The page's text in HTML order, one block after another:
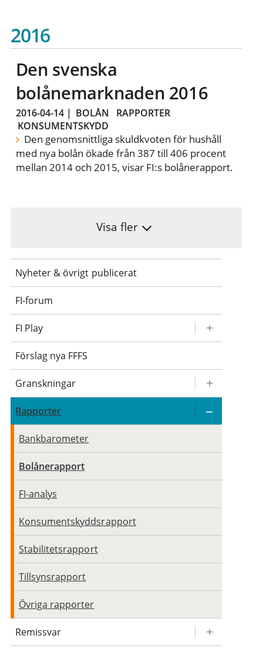
2016
Den svenska
bolånemarknaden 2016
2016-04-14| BOLÅN
RAPPORTER
KONSUMENTSKYDD
Den genomsnittliga skuldkvoten för hushåll
med nya bolån ökade från 387 till 406 procent
mellan 2014 och 2015, visar FI:s bolånerapport.
Visa fler
Nyheter & övrigt publicerat
FI-forum
FI Play
Förslag nya FFFS
Granskningar
Rapporter
Bankbarometer
Bolånerapport
FI-analys
Konsumentskyddsrapport
Stabilitetsrapport
Tillsynsrapport
Övriga rapporter
Remissvar